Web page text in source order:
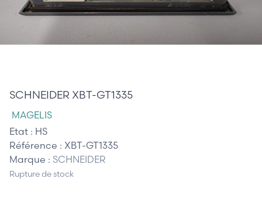
SCHNEIDER XBT-GT1335
MAGELIS
Etat : HS
Référence : XBT-GT1335
Marque : SCHNEIDER
Rupture de stock